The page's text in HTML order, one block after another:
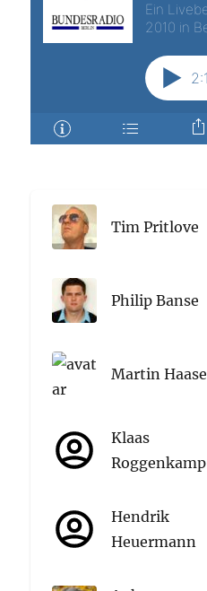
Tim Pritlove
Philip Banse
Martin Haase
Klaas
Roggenkamp
Hendrik
Heuermann